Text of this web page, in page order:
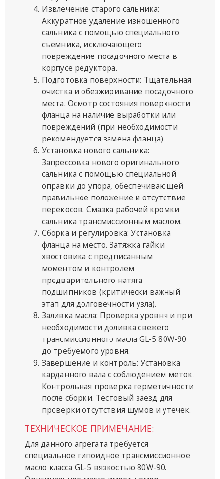
Извлечение старого сальника:
Аккуратное удаление изношенного
сальника с помощью специального
съемника, исключающего
повреждение посадочного места в
корпусе редуктора.
Подготовка поверхности: Тщательная
очистка и обезжиривание посадочного
места. Осмотр состояния поверхности
фланца на наличие выработки или
повреждений (при необходимости
рекомендуется замена фланца).
Установка нового сальника:
Запрессовка нового оригинального
сальника с помощью специальной
оправки до упора, обеспечивающей
правильное положение и отсутствие
перекосов. Смазка рабочей кромки
сальника трансмиссионным маслом.
Сборка и регулировка: Установка
фланца на место. Затяжка гайки
хвостовика с предписанным
моментом и контролем
предварительного натяга
подшипников (критически важный
этап для долговечности узла).
Заливка масла: Проверка уровня и при
необходимости доливка свежего
трансмиссионного масла GL-5 80W-90
до требуемого уровня.
Завершение и контроль: Установка
карданного вала с соблюдением меток.
Контрольная проверка герметичности
после сборки. Тестовый заезд для
проверки отсутствия шумов и утечек.
ТЕХНИЧЕСКОЕ ПРИМЕЧАНИЕ:
Для данного агрегата требуется
специальное гипоидное трансмиссионное
масло класса GL-5 вязкостью 80W-90.